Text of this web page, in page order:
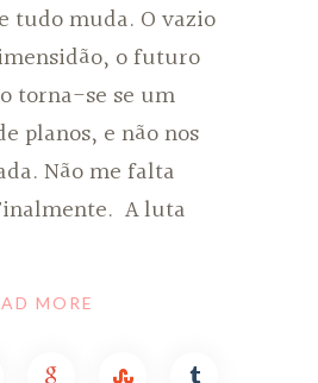
tudo muda. O vazio
o futuro
torna-se se um
planos, e não nos
Não me falta
A luta
MORE